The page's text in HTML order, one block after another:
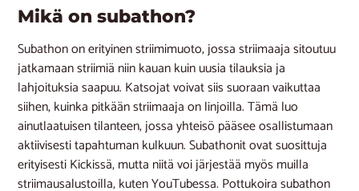
Mikä on subathon?
Subathon on erityinen striimimuoto, jossa striimaaja sitoutuu
jatkamaan striimiä niin kauan kuin uusia tilauksia ja
lahjoituksia saapuu. Katsojat voivat siis suoraan vaikuttaa
siihen, kuinka pitkään striimaaja on linjoilla. Tämä luo
ainutlaatuisen tilanteen, jossa yhteisö pääsee osallistumaan
aktiivisesti tapahtuman kulkuun. Subathonit ovat suosittuja
erityisesti Kickissä, mutta niitä voi järjestää myös muilla
striimausalustoilla, kuten YouTubessa. Pottukoira subathon